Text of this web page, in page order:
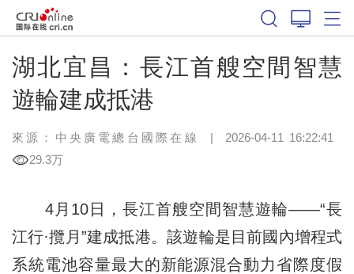
湖北宜昌：長江首艘空間智慧
遊輪建成抵港
來源：中央廣電總台國際在線 | 2026-04-11 16:22:41
29.3万
4月10日，長江首艘空間智慧遊輪——“長
江行·攬月”建成抵港。該遊輪是目前國內增程式
系統電池容量最大的新能源混合動力省際度假